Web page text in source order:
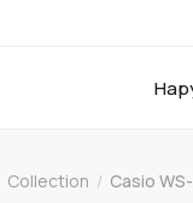
Collection / Casio